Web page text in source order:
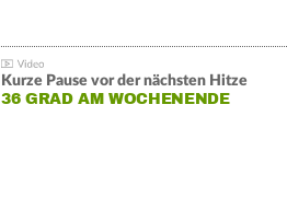
Kurze Pause vor der nächsten Hitze
36 GRAD AM WOCHENENDE